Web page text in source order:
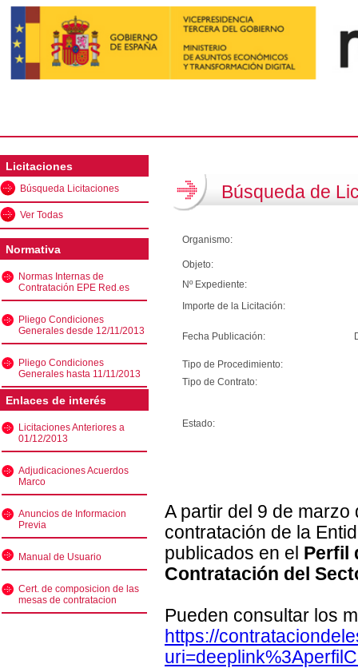
Licitaciones
Búsqueda Licitaciones
Ver Todas
Normativa
Normas Internas de
Contratación EPE Red.es
Pliego Condiciones
Generales desde 12/11/2013
Pliego Condiciones
Generales hasta 11/11/2013
Enlaces de interés
Licitaciones Anteriores a
01/12/2013
Adjudicaciones Acuerdos
Marco
Anuncios de Informacion
Previa
Manual de Usuario
Cert. de composicion de las
mesas de contratacion
Búsqueda de
Organismo:
Objeto:
Nº Expediente:
Importe de la Licitación:
Fecha Publicación:
Tipo de Procedimiento:
Tipo de Contrato:
Estado:
A partir del 9 de
contratación de la
publicados en el Perfil
Contratación del
Pueden consultar los
https://